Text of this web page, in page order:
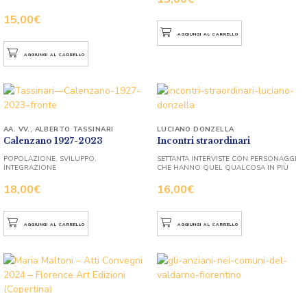
15,00€
AGGIUNGI AL CARRELLO
AGGIUNGI AL CARRELLO
Calenzano 1927-2023
18,00€
AA. VV., ALBERTO TASSINARI
POPOLAZIONE, SVILUPPO,
INTEGRAZIONE
AGGIUNGI AL CARRELLO
Incontri straordinari
16,00€
LUCIANO DONZELLA
SETTANTA INTERVISTE CON PERSONAGGI
CHE HANNO QUEL QUALCOSA IN PIÙ
AGGIUNGI AL CARRELLO